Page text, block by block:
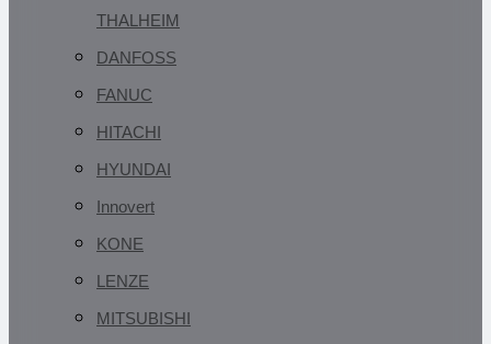
THALHEIM
DANFOSS
FANUC
HITACHI
HYUNDAI
Innovert
KONE
LENZE
MITSUBISHI